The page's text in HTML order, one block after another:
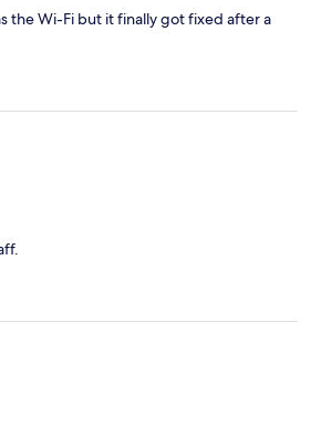
the Wi-Fi but it finally got fixed after a